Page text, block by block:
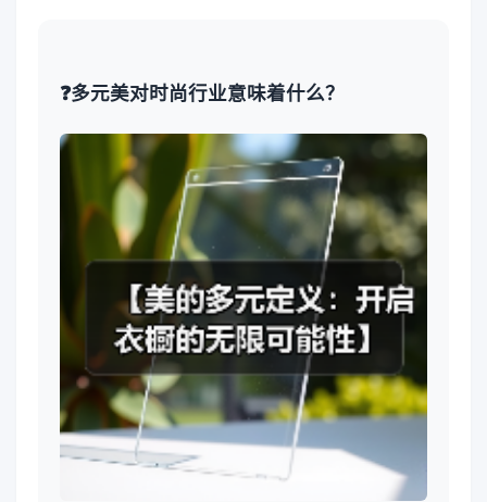
❓多元美对时尚行业意味着什么？